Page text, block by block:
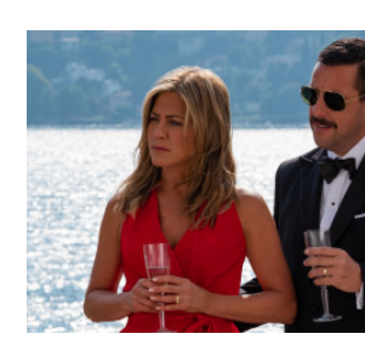
Trwają
prace
sequelem
„Zabójczego
rejsu".
Kto
wystąpi
oprócz
Sandlera
i